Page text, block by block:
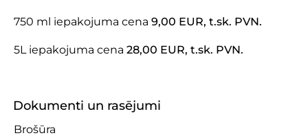
750 ml iepakojuma cena 9,00 EUR, t.sk. PVN.
5L iepakojuma cena 28,00 EUR, t.sk. PVN.
Dokumenti un rasējumi
Brošūra